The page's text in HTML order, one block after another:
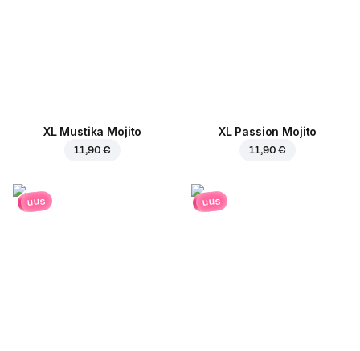
XL Mustika Mojito
11,90 €
XL Passion Mojito
11,90 €
uus uus